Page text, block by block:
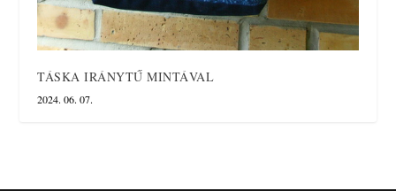
TÁSKA IRÁNYTŰ MINTÁVAL
2024. 06. 07.